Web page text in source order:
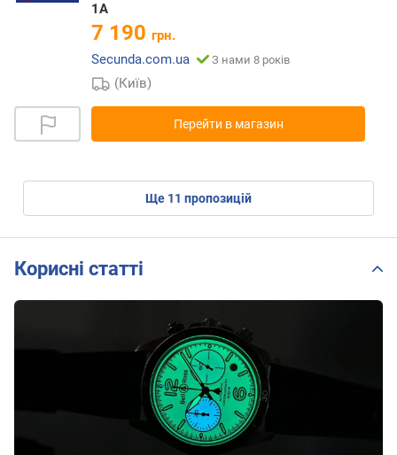
1A
7 190 грн.
Secunda.com.ua
З нами 8 років
(Київ)
Перейти в магазин
ще 11 пропозицій
Корисні статті